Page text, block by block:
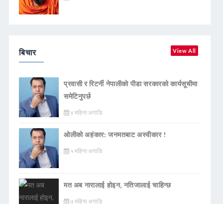
बिचार View All
प्रवासी र रिटर्नी नेपालीको पीडा सरकारको कार्यसूचीमा
समेटिनुपर्छ
४ महिना अगाडि
ओलीको अहंकार: जनमतबाट अस्वीकार !
५ महिना अगाडि
मत अब नारालाई होइन, नतिजालाई चाहिन्छ
७ महिना अगाडि